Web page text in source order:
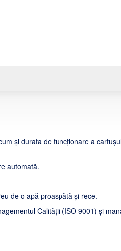
și durata de funcționare a
automată.
de o apă proaspătă și rece.
Calității (ISO 9001) și